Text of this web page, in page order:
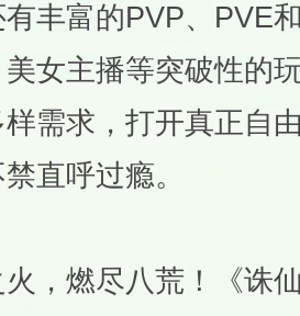
丰富的PVP、PVE
女主播等突破性的
需求，打开真正自
直呼过瘾。
，燃尽八荒！《诛